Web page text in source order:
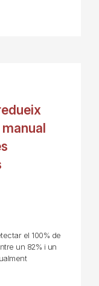
el 100% de
un 82% i un